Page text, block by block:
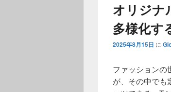
オリジナ
多様化す
2025年8月15日 に
ファッションの
が、その中でも